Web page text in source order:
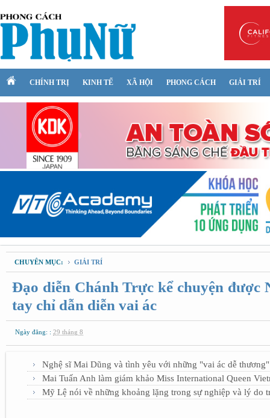
CHÍNH TRỊ KINH TẾ XÃ HỘI PHONG CÁCH GIẢI TRÍ
CHUYÊN MỤC: GIẢI TRÍ
Đạo diễn Chánh Trực kể chuyện được
tay chỉ dẫn diễn vai ác
Ngày đăng: : 29 tháng 8
Nghệ sĩ Mai Dũng và tình yêu với những "vai ác dễ thương"
Mai Tuấn Anh làm giám khảo Miss International Queen
Mỹ Lệ nói về những khoảng lặng trong sự nghiệp và lý do